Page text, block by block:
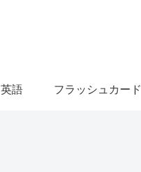
英語 フラッシュカード